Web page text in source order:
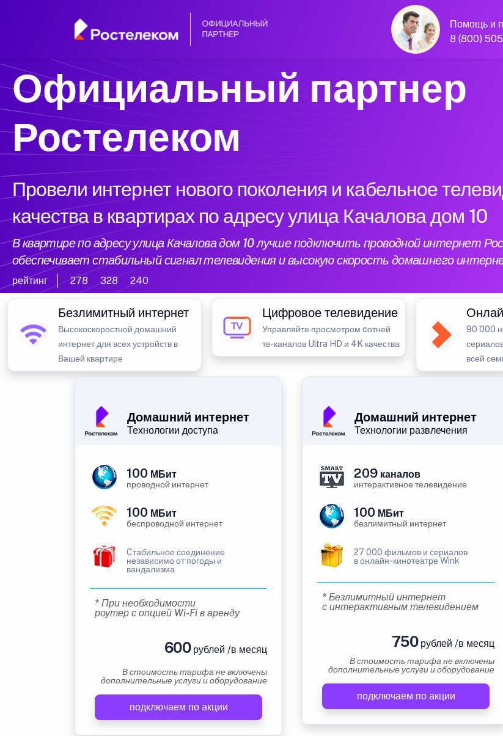
Помощь и
8 (800)
Официальный партнер
Ростелеком
Провели интернет нового поколения и кабельное
качества в квартирах по адресу улица Качалова дом 10
В квартире по адресу улица Качалова дом 10 лучше подключить проводной интернет
обеспечивает стабильный сигнал телевидения и высокую скорость домашнего
рейтинг 278 328 240
Безлимитный интернет
Высокоскоростной домашний
интернет для всех устройств в
Вашей квартире
Цифровое телевидение
Управляйте просмотром cотней
тв-каналов Ultra HD и 4K качества
90 000
всей
Домашний интернет
Технологии доступа
100 МБит
проводной интернет
100 МБит
беспроводной интернет
Cтабильное соединение
независимо от погоды и
вандализма
* При необходимости
роутер с опцией Wi-Fi в аренду
600рублей /в месяц
В стоимость тарифа не включены
дополнительные услуги и оборудование
подключаем по акции
Домашний интернет
Технологии развлечения
209 каналов
интерактивное телевидение
100 МБит
безлимитный интернет
27 000 фильмов и сериалов
в онлайн-кинотеатре Wink
* Безлимитный интернет
с интерактивным телевидением
750рублей /в месяц
В стоимость тарифа не включены
дополнительные услуги и оборудование
подключаем по акции